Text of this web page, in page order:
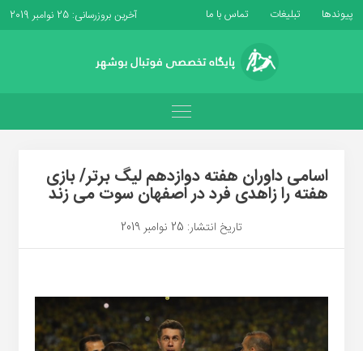
پیوندها تبلیغات تماس با ما آخرین بروزرسانی: 25 نوامبر 2019
اسامی داوران هفته دوازدهم لیگ برتر/ بازی
هفته را زاهدی فرد در اصفهان سوت می زند
تاریخ انتشار: 25 نوامبر 2019